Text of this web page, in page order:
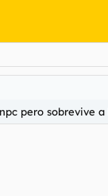
pero sobrevive